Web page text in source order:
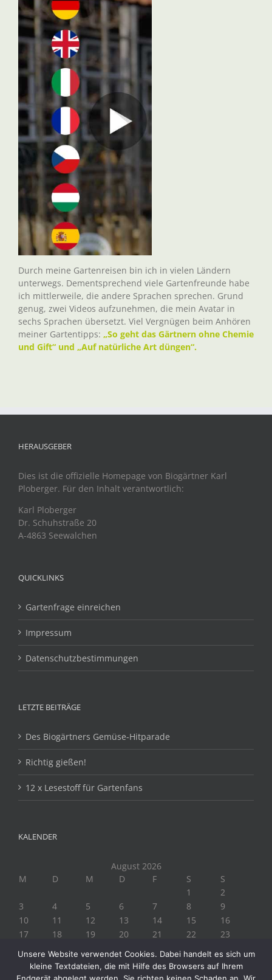
Durch meine Gartenreisen bin ich in vielen Ländern
unterwegs. Dementsprechend viele Gartenfreunde habe
ich mittlerweile, die andere Sprachen sprechen. Grund
genug, zwei Videos aufzunehmen, die mein Avatar in
sechs Sprachen übersetzt. Viel Vergnügen beim Anhören
meiner Gartentipps: „So geht das Gärtnern ohne Chemie
und Gift“ und „Auf natürliche Art düngen“.
HERAUSGEBER
Dies ist die offizielle Homepage von Biogärtner Karl
Ploberger. Für den Inhalt verantwortlich:
Karl Ploberger
Dr. Schuhstraße 20
A-4863 Seewalchen
QUICKLINKS
Gartenfrage einreichen
Impressum
Datenschutzbestimmungen
LETZTE BEITRÄGE
Des Biogärtners Gemüse-Hitparade
Richtig gießen!
12 x Lesestoff für Gartenfans
KALENDER
August 2026
M
D M D F S
S
1
2
3
4 5 6 7 8
9
10
11 12 13 14 15
16
17
18 19 20 21 22
23
« Juli
Unsere Website verwendet Cookies. Dabei handelt es sich um
kleine Textdateien, die mit Hilfe des Browsers auf Ihrem